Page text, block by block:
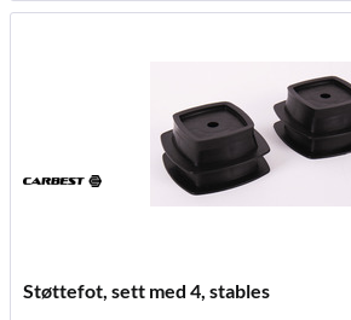
Støttefot, sett med 4, stables